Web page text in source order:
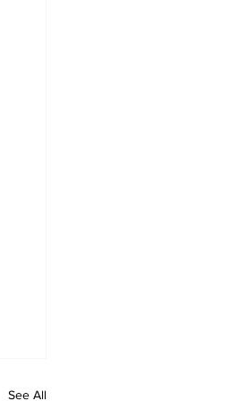
See All